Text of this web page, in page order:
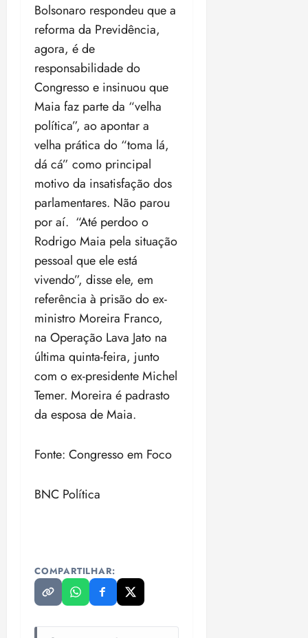
Bolsonaro respondeu que a
reforma da Previdência,
agora, é de
responsabilidade do
Congresso e insinuou que
Maia faz parte da “velha
política”, ao apontar a
velha prática do “toma lá,
dá cá” como principal
motivo da insatisfação dos
parlamentares. Não parou
por aí. “Até perdoo o
Rodrigo Maia pela situação
pessoal que ele está
vivendo”, disse ele, em
referência à prisão do ex-
ministro Moreira Franco,
na Operação Lava Jato na
última quinta-feira, junto
com o ex-presidente Michel
Temer. Moreira é padrasto
da esposa de Maia.
Fonte: Congresso em Foco
BNC Política
COMPARTILHAR: